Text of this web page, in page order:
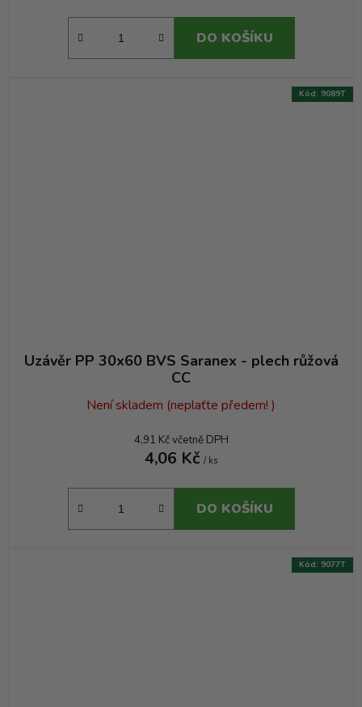
DO KOŠÍKU
Uzávěr PP 30x60 BVS Saranex - plech růžová
CC
Není skladem (neplaťte předem! )
4,91 Kč včetně DPH
4,06 Kč / ks
DO KOŠÍKU
Kód: 9089T
Kód: 9077T